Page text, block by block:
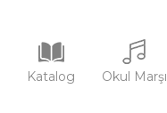
Katalog Okul Marşı